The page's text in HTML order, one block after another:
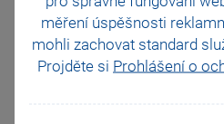
měření úspěšnosti
mohli zachovat standard
Projděte si Prohlášení o